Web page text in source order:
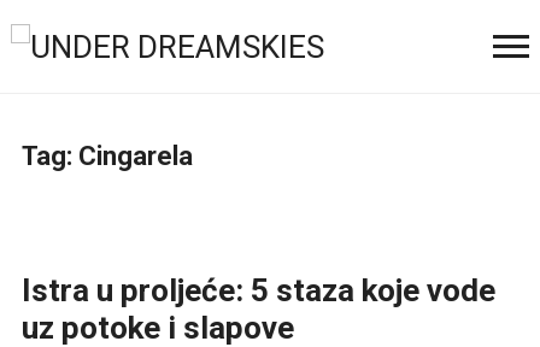
Tag: Cingarela
Istra u proljeće: 5 staza koje vode
uz potoke i slapove